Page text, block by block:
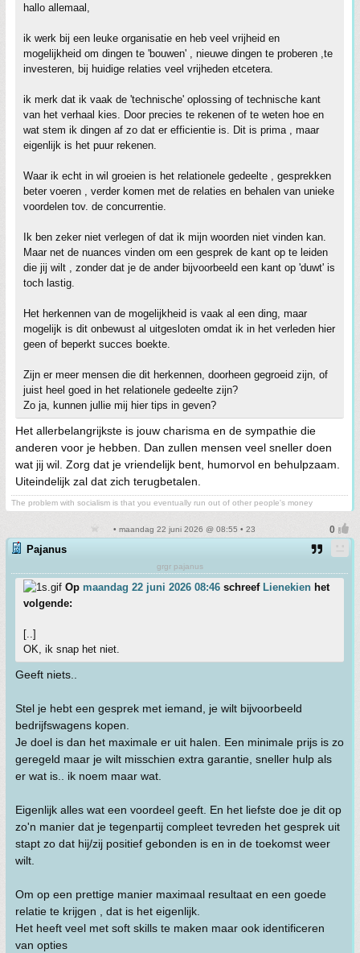
hallo allemaal,
ik werk bij een leuke organisatie en heb veel vrijheid en
mogelijkheid om dingen te 'bouwen' , nieuwe dingen te proberen ,te
investeren, bij huidige relaties veel vrijheden etcetera.
ik merk dat ik vaak de 'technische' oplossing of technische kant
van het verhaal kies. Door precies te rekenen of te weten hoe en
wat stem ik dingen af zo dat er efficientie is. Dit is prima , maar
eigenlijk is het puur rekenen.
Waar ik echt in wil groeien is het relationele gedeelte , gesprekken
beter voeren , verder komen met de relaties en behalen van unieke
voordelen tov. de concurrentie.
Ik ben zeker niet verlegen of dat ik mijn woorden niet vinden kan.
Maar net de nuances vinden om een gesprek de kant op te leiden
die jij wilt , zonder dat je de ander bijvoorbeeld een kant op 'duwt' is
toch lastig.
Het herkennen van de mogelijkheid is vaak al een ding, maar
mogelijk is dit onbewust al uitgesloten omdat ik in het verleden hier
geen of beperkt succes boekte.
Zijn er meer mensen die dit herkennen, doorheen gegroeid zijn, of
juist heel goed in het relationele gedeelte zijn?
Zo ja, kunnen jullie mij hier tips in geven?
Het allerbelangrijkste is jouw charisma en de sympathie die
anderen voor je hebben. Dan zullen mensen veel sneller doen
wat jij wil. Zorg dat je vriendelijk bent, humorvol en behulpzaam.
Uiteindelijk zal dat zich terugbetalen.
The problem with socialism is that you eventually run out of other people's money
• maandag 22 juni 2026 @ 08:55 • 23
Pajanus
grgr pajanus
Op maandag 22 juni 2026 08:46 schreef Lienekien het
volgende:
[..]
OK, ik snap het niet.
Geeft niets..
Stel je hebt een gesprek met iemand, je wilt bijvoorbeeld
bedrijfswagens kopen.
Je doel is dan het maximale er uit halen. Een minimale prijs is zo
geregeld maar je wilt misschien extra garantie, sneller hulp als
er wat is.. ik noem maar wat.
Eigenlijk alles wat een voordeel geeft. En het liefste doe je dit op
zo'n manier dat je tegenpartij compleet tevreden het gesprek uit
stapt zo dat hij/zij positief gebonden is en in de toekomst weer
wilt.
Om op een prettige manier maximaal resultaat en een goede
relatie te krijgen , dat is het eigenlijk.
Het heeft veel met soft skills te maken maar ook identificeren
van opties